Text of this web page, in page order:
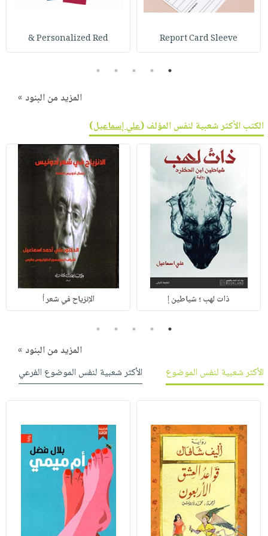
صابون
مناسبات
فيديوهات
يتكرر
انشر
كتابك
تواصل
التسوق
Report Card Sleeve
Personalized Red &
1
2
3
4
5
المزيد من البنود »
الكتب الأكثر شعبية لنفس المؤلف (علي إسماعيل)
ذات لهب ؛ شياطين إ الإنزياح في شعر أ
1
2
3
4
5
المزيد من البنود »
الأكثر شعبية لنفس الموضوع
الأكثر شعبية لنفس الموضوع الفرعي